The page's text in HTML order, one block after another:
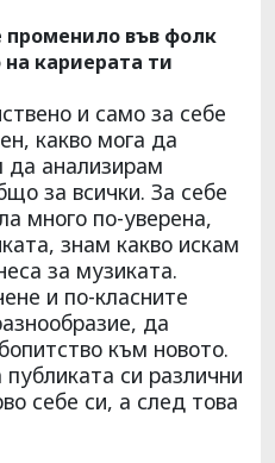
променило във фолк
кариерата ти
и само за себе
какво мога да
да анализирам
за всички. За себе
много по-уверена,
знам какво искам
за музиката.
и по-класните
да
към новото.
си различни
себе си, а след това